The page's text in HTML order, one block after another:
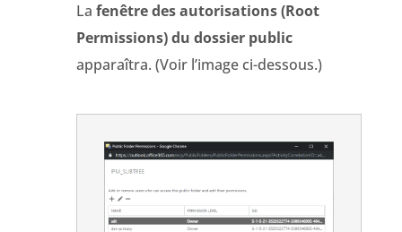
La fenêtre des autorisations (Root
Permissions) du dossier public
apparaîtra. (Voir l’image ci-dessous.)